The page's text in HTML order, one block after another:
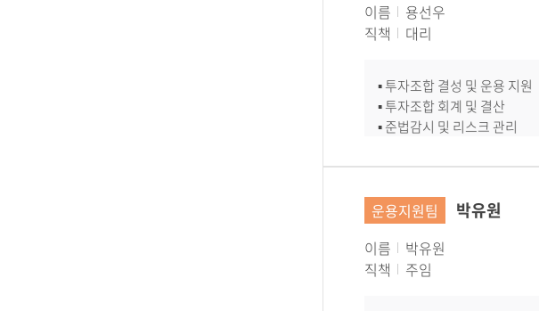
이름
용선우
직책
대리
▪ 투자조합 결성 및 운용 지원
▪ 투자조합 회계 및 결산
▪ 준법감시 및 리스크 관리
▪ 회계/세무/행정지원
운용지원팀 박유원
이름
박유원
직책
주임